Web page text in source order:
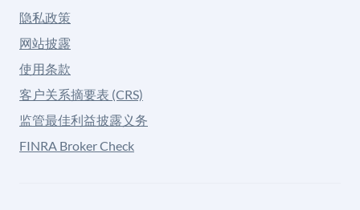
隐私政策
网站披露
使用条款
客户关系摘要表 (CRS)
监管最佳利益披露义务
FINRA Broker Check